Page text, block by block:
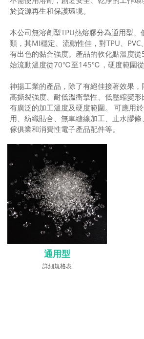
於資源再生和保護環境。
本公司無溶劑型TPU熱熔膠分為通用型、
類，其MI穩定、流動性佳，對TPU、
有出色的黏合強度。產品的軟化點溫
始流動溫度從70℃至145℃，硬度範圍從
神揚工業的產品，除了有絕佳接著效果，
高撕裂強度、耐低溫衝擊性、低壓縮變形
有廣泛的加工溫度及硬度範圍。 可應用
用、紡織貼合、無車縫線加工、止水膠條
傢俱業和消費性電子產品配件等。
通用型
詳細規格表